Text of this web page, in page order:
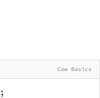
Cow Basics
;